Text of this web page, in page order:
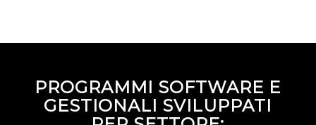
PROGRAMMI SOFTWARE E
GESTIONALI SVILUPPATI